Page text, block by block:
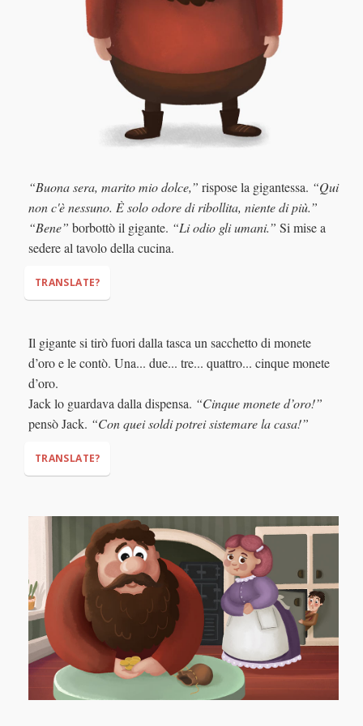
“Buona sera, marito mio dolce,” rispose la gigantessa. “Qui
non c'è nessuno. È solo odore di ribollita, niente di più.”
“Bene” borbottò il gigante. “Li odio gli umani.” Si mise a
sedere al tavolo della cucina.
TRANSLATE?
"There is nobody here. You smell the ribollita, nothing more."
"Good,"
"I hate humans."
Il gigante si tirò fuori dalla tasca un sacchetto di monete
d’oro e le contò. Una... due... tre... quattro... cinque monete
d’oro.
Jack lo guardava dalla dispensa. “Cinque monete d’oro!”
pensò Jack. “Con quei soldi potrei sistemare la casa!”
TRANSLATE?
"Five gold coins!"
"With that money, I could fix our house!"